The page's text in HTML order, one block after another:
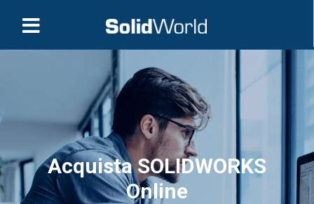
Acquista SOLIDWORKS
Online